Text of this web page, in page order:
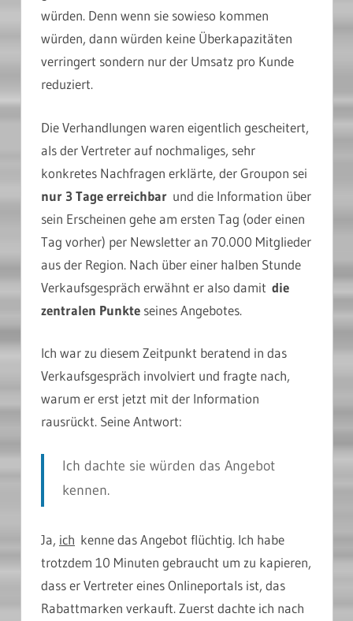
würden. Denn wenn sie sowieso kommen
würden, dann würden keine Überkapazitäten
verringert sondern nur der Umsatz pro Kunde
reduziert.
Die Verhandlungen waren eigentlich gescheitert,
als der Vertreter auf nochmaliges, sehr
konkretes Nachfragen erklärte, der Groupon sei
nur 3 Tage erreichbar und die Information über
sein Erscheinen gehe am ersten Tag (oder einen
Tag vorher) per Newsletter an 70.000 Mitglieder
aus der Region. Nach über einer halben Stunde
Verkaufsgespräch erwähnt er also damit die
zentralen Punkte seines Angebotes.
Ich war zu diesem Zeitpunkt beratend in das
Verkaufsgespräch involviert und fragte nach,
warum er erst jetzt mit der Information
rausrückt. Seine Antwort:
Ich dachte sie würden das Angebot
kennen.
Ja, ich kenne das Angebot flüchtig. Ich habe
trotzdem 10 Minuten gebraucht um zu kapieren,
dass er Vertreter eines Onlineportals ist, das
Rabattmarken verkauft. Zuerst dachte ich nach